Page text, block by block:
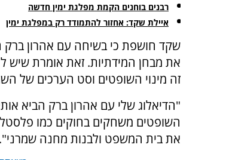
רבנים בוחנים הקמת מפלגת ימין חדשה
איילת שקד: אחזור להתמודד רק במפלגת ימין
שקד חושפת כי בשיחה עם אהרון ברק
את מבחן המידתיות. זאת אומרת שיש
זה מינוי השופטים וסט הערכים של
"הדיאלוג שלי עם אהרון ברק הביא
השופטים משחקים בחוקים כמו
את בית המשפט ולבנות מחנה שמרני".